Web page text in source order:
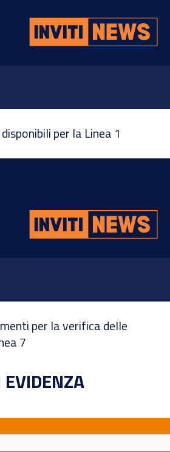
per la Linea 1
per la verifica delle
7
EVIDENZA